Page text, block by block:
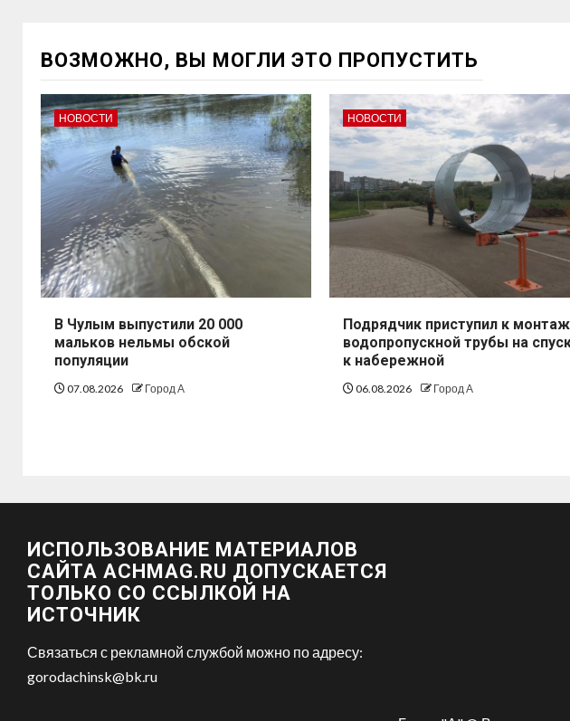
ВОЗМОЖНО, ВЫ МОГЛИ ЭТО ПРОПУСТИТЬ
НОВОСТИ
В Чулым выпустили 20 000
мальков нельмы обской
популяции
07.08.2026 Город А
НОВОСТИ
Подрядчик приступил к
водопропускной трубы на
к набережной
06.08.2026 Город А
ИСПОЛЬЗОВАНИЕ МАТЕРИАЛОВ
САЙТА ACHMAG.RU ДОПУСКАЕТСЯ
ТОЛЬКО СО ССЫЛКОЙ НА
ИСТОЧНИК
Связаться с рекламной службой можно по адресу:
gorodachinsk@bk.ru